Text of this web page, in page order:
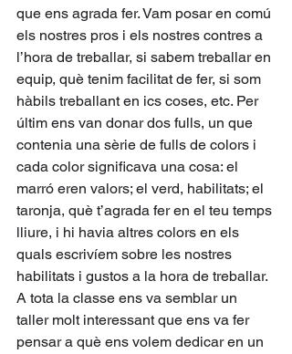
que ens agrada fer. Vam posar en comú
els nostres pros i els nostres contres a
l’hora de treballar, si sabem treballar en
equip, què tenim facilitat de fer, si som
hàbils treballant en ics coses, etc. Per
últim ens van donar dos fulls, un que
contenia una sèrie de fulls de colors i
cada color significava una cosa: el
marró eren valors; el verd, habilitats; el
taronja, què t’agrada fer en el teu temps
lliure, i hi havia altres colors en els
quals escrivíem sobre les nostres
habilitats i gustos a la hora de treballar.
A tota la classe ens va semblar un
taller molt interessant que ens va fer
pensar a què ens volem dedicar en un